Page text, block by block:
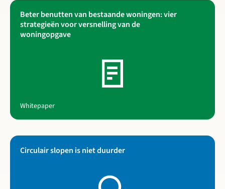
Beter benutten van bestaande woningen: vier
strategieën voor versnelling van de
woningopgave
Whitepaper
Lees meer over Beter benutten van bestaande woningen:
Circulair slopen is niet duurder
Lees meer over Circulair slopen is niet duurder